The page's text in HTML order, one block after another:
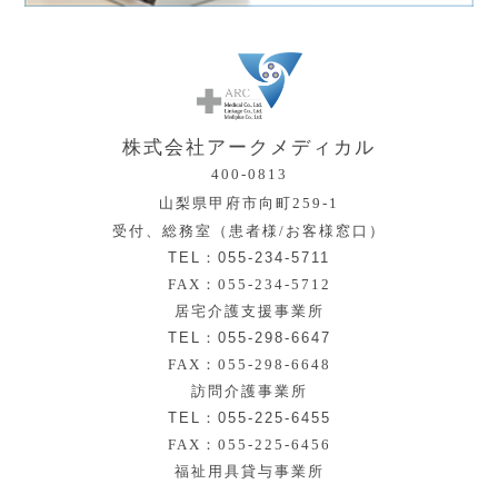
株式会社アークメディカル
400-0813
山梨県甲府市向町259-1
受付、総務室（患者様/お客様窓口）
TEL：055-234-5711
FAX：055-234-5712
居宅介護支援事業所
TEL：055-298-6647
FAX：055-298-6648
訪問介護事業所
TEL：055-225-6455
FAX：055-225-6456
福祉用具貸与事業所